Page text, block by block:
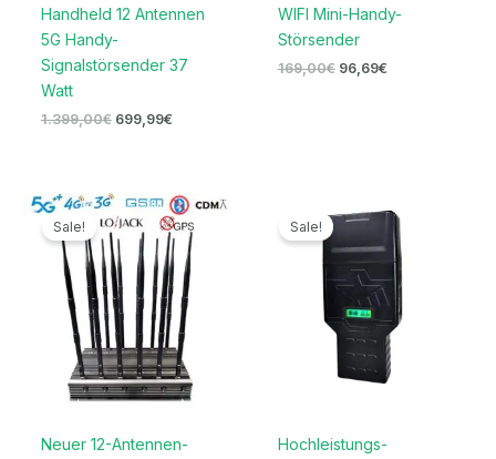
Handheld 12 Antennen
5G Handy-
Signalstörsender 37
Watt
1.399,00€ 699,99€
WIFI Mini-Handy-
Störsender
169,00€ 96,69€
Sale!
Neuer 12-Antennen-
Preisspanne:
679,99€
bis
699,99€
Sale!
Hochleistungs-